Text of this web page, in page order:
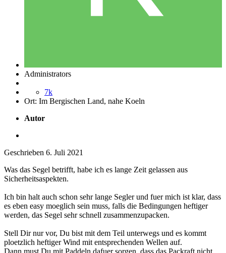
Administrators
7k
Ort: Im Bergischen Land, nahe Koeln
Autor
Geschrieben 6. Juli 2021
Was das Segel betrifft, habe ich es lange Zeit gelassen aus
Sicherheitsaspekten.
Ich bin halt auch schon sehr lange Segler und fuer mich ist klar, dass
es eben easy moeglich sein muss, falls die Bedingungen heftiger
werden, das Segel sehr schnell zusammenzupacken.
Stell Dir nur vor, Du bist mit dem Teil unterwegs und es kommt
ploetzlich heftiger Wind mit entsprechenden Wellen auf.